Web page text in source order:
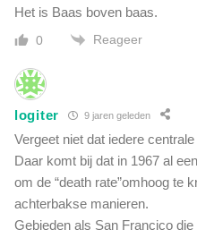
Het is Baas boven baas.
0 Reageer
logiter 9 jaren geleden
Vergeet niet dat iedere centrale
Daar komt bij dat in 1967 al
om de “death rate”omhoog te
achterbakse manieren.
Gebieden als San Francico